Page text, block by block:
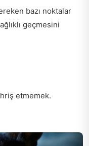
bazı noktalar
geçmesini
etmemek.